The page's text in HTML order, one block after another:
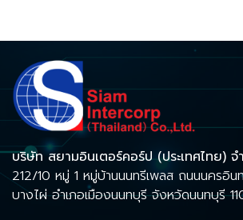
บริษัท สยามอินเตอร์คอร์ป (ประเทศไทย) จ
212/10 หมู่ 1 หมู่บ้านนนทรีเพลส ถนนนครอิน
บางไผ่ อำเภอเมืองนนทบุรี จังหวัดนนทบุรี